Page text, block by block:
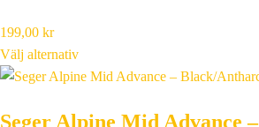
199,00 kr
Välj alternativ
Seger Alpine Mid Advance –